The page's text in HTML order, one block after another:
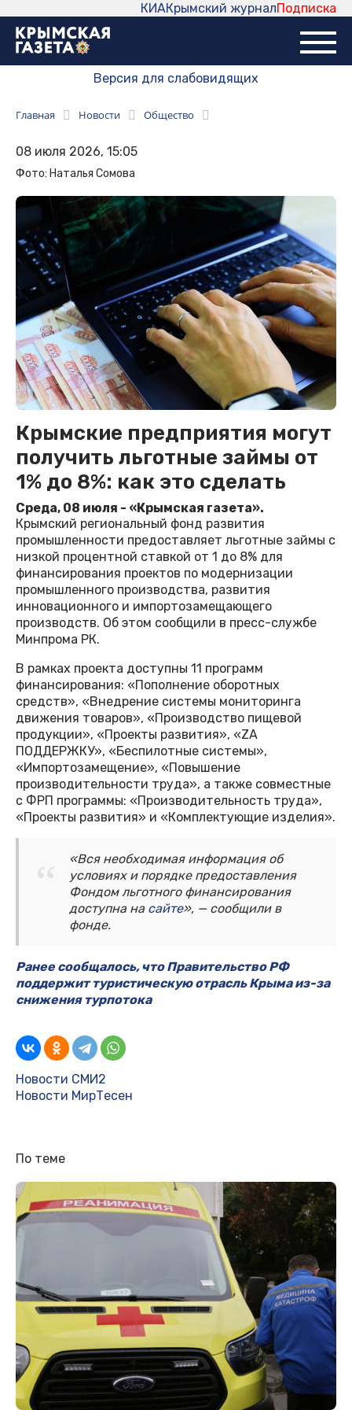
Подписка
Крымский журнал
КИА
Версия для слабовидящих
Главная Новости Общество
08 июля 2026, 15:05
Фото: Наталья Сомова
Крымские предприятия могут
получить льготные займы от
1% до 8%: как это сделать
Среда, 08 июля - «Крымская газета».
Крымский региональный фонд развития
промышленности предоставляет льготные займы с
низкой процентной ставкой от 1 до 8% для
финансирования проектов по модернизации
промышленного производства, развития
инновационного и импортозамещающего
производств. Об этом сообщили в пресс-службе
Минпрома РК.
В рамках проекта доступны 11 программ
финансирования: «Пополнение оборотных
средств», «Внедрение системы мониторинга
движения товаров», «Производство пищевой
продукции», «Проекты развития», «ZA
ПОДДЕРЖКУ», «Беспилотные системы»,
«Импортозамещение», «Повышение
производительности труда», а также совместные
с ФРП программы: «Производительность труда»,
«Проекты развития» и «Комплектующие изделия».
«Вся необходимая информация об
условиях и порядке предоставления
Фондом льготного финансирования
доступна на сайте», — сообщили в
фонде.
Ранее сообщалось, что Правительство РФ
поддержит туристическую отрасль Крыма из-за
снижения турпотока
Новости СМИ2
Новости МирТесен
По теме